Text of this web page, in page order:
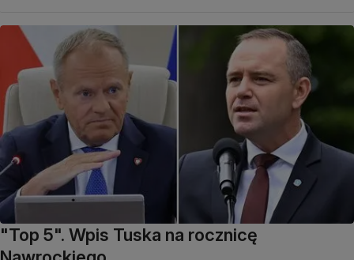
"Top 5". Wpis Tuska na rocznicę